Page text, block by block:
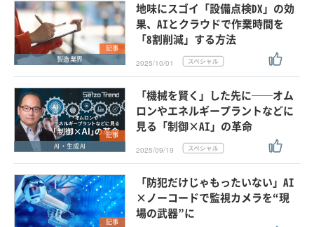
記事
製造業界
地味にスゴイ「設備点検DX」の効
果、AIとクラウドで作業時間を
「8割削減」する方法
2025/10/01
記事
AI・生成AI
「機械を賢く」した先に──オム
ロンやエネルギープラントなどに
見る「制御×AI」の革命
2025/09/19
記事
「防犯だけじゃもったいない」AI
×ノーコードで監視カメラを“現
場の武器”に